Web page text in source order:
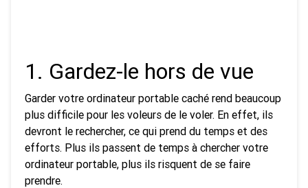
1. Gardez-le hors de vue
Garder votre ordinateur portable caché rend beaucoup
plus difficile pour les voleurs de le voler. En effet, ils
devront le rechercher, ce qui prend du temps et des
efforts. Plus ils passent de temps à chercher votre
ordinateur portable, plus ils risquent de se faire
prendre.